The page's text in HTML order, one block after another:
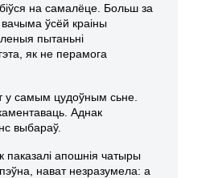
на самалёце. Больш за
ўсёй краіны
пытаньні
як не перамога
у самым цудоўным сьне.
Аднак
выбараў.
апошнія чатыры
нават незразумела: а